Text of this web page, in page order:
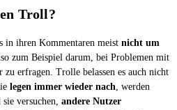
Troll?
in ihren Kommentaren meist nicht um
zum Beispiel darum, bei Problemen mit
erfragen. Trolle belassen es auch nicht
legen immer wieder nach, werden
sie versuchen, andere Nutzer